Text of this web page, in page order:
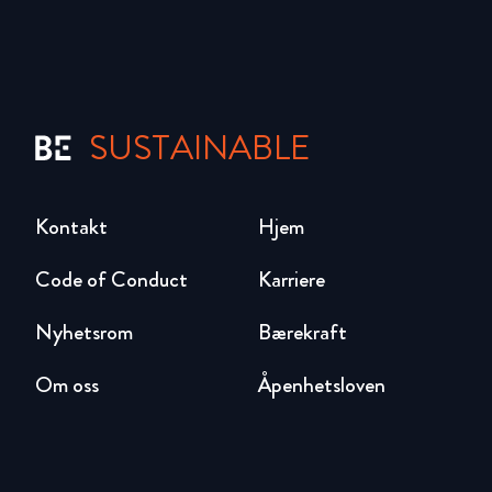
SUSTAINABLE
Hjem
Karriere
Bærekraft
Åpenhetsloven
Code of Conduct
Nyhetsrom
Om oss
Kontakt